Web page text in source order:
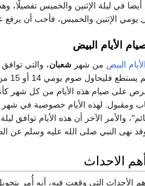
في ليلة الإثنين والخميس تفصيلًا،
يومي الإثنين والخميس، فأحب أن يرفع
الأيام البيض
الأيام البيض من شهر شعبان، والتي توافق
على صيام هذه الأيام من كل شهر
ومقبول. لهذه الأيام خصوصية في
والأمر الآخر أن هذه الأيام
وقد نهى النبي صلى الله عليه وسلم عن
الاحداث